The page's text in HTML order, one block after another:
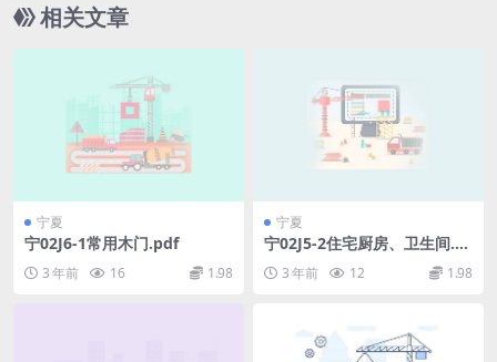
相关文章
宁夏
宁02J6-1常用木门.pdf
3 年前 16 1.98
宁夏
宁02J5-2住宅厨房、卫生间.p
3 年前 12 1.98